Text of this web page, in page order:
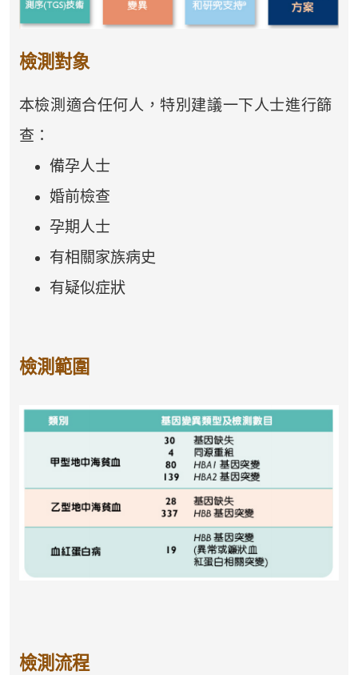
檢測對象
本檢測適合任何人，特別建議一下人士進行篩
查：
備孕人士
婚前檢查
孕期人士
有相關家族病史
有疑似症狀
檢測範圍
檢測流程